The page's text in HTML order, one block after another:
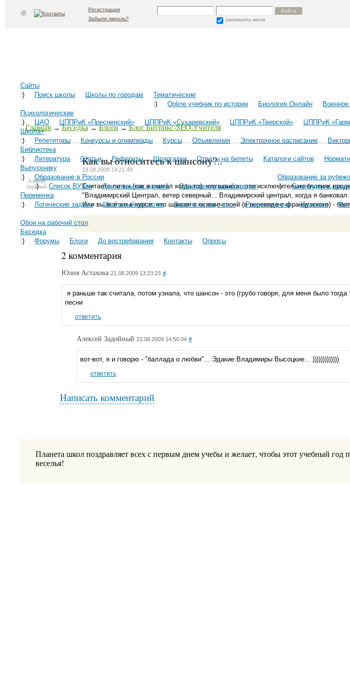
Регистрация
Забыли пароль?
запомнить меня
Сайты
:)
Поиск школы Школы по городам
Тематические
:)
Online учебник по истории Биология Онлайн Военное
Психологические
:)
ЦАО ЦППРиК «Пресненский» ЦППРиК «Сухаревский» ЦППРиК «Тверской» ЦППРиК
Школа+
:)
Репетиторы Конкурсы и олимпиады Курсы Объявления Электронное расписание
Библиотека
:)
Литература Статьи Рефераты Шпаргалки Ответы на билеты Каталоги сайтов
Выпускнику
:)
Образование в России
:)
Список ВУЗов Дни открытых дверей Образовательный кредит
Образование за
:)
Стипендии и
Переменка
:)
Логические задачи Школьный цитатник Знаете ли вы, что... Развитие речи Иллюзии
Обои на рабочий стол
Беседка
:)
Форумы Блоги До востребования Контакты Опросы
Главная→Беседка→Блоги→Блог Битрикс-SEO-Учителя
Алексей
Задойный
Как вы относитесь к шансону?..
19.08.2009 14:21:48
Считаете ли вы (как я считал когда-то), что шансон, это исключительно блотняк
"Владимирский Централ, ветер северный... Владимирский централ, когда я
Или вы всё же в курсе, что шансон в основе своей (в переводе с французского) -
2 комментария
Юлия Астахова 21.08.2009 13:23:23 #
я раньше так считала, потом узнала, что шансон - это (грубо говоря, для меня было тогда
песни
ответить
Алексей Задойный 21.08.2009 14:50:04 #
вот-вот, я и говорю - "баллада о любви"... Эдакие Владимиры Высоцкие... )))))))))))))
ответить
Написать комментарий
Планета школ поздравляет всех с первым днем учебы и желает, чтобы этот учебный год
веселья!